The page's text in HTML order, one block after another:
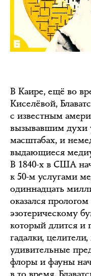
В Каире, ещё во
Киселёвой,
с известным
вызывавшим
масштабах, и
выдающиеся
В 1840-х в США
к 50-м услугами
одиннадцать
оказался
эзотерическому
который длится и
гадалки,
удивительные
флоры и фауны